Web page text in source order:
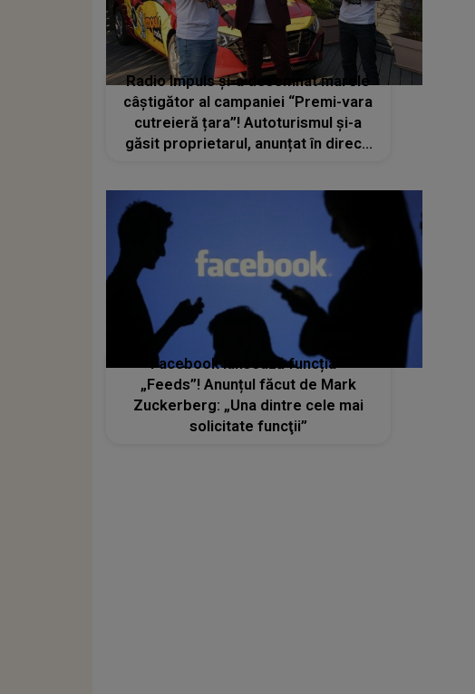
Radio Impuls și-a desemnat marele
câștigător al campaniei “Premi-vara
cutreieră țara”! Autoturismul și-a
găsit proprietarul, anunțat în direct,
Facebook lansează funcția -
„Feeds”! Anunțul făcut de Mark
Zuckerberg: „Una dintre cele mai
solicitate funcţii”